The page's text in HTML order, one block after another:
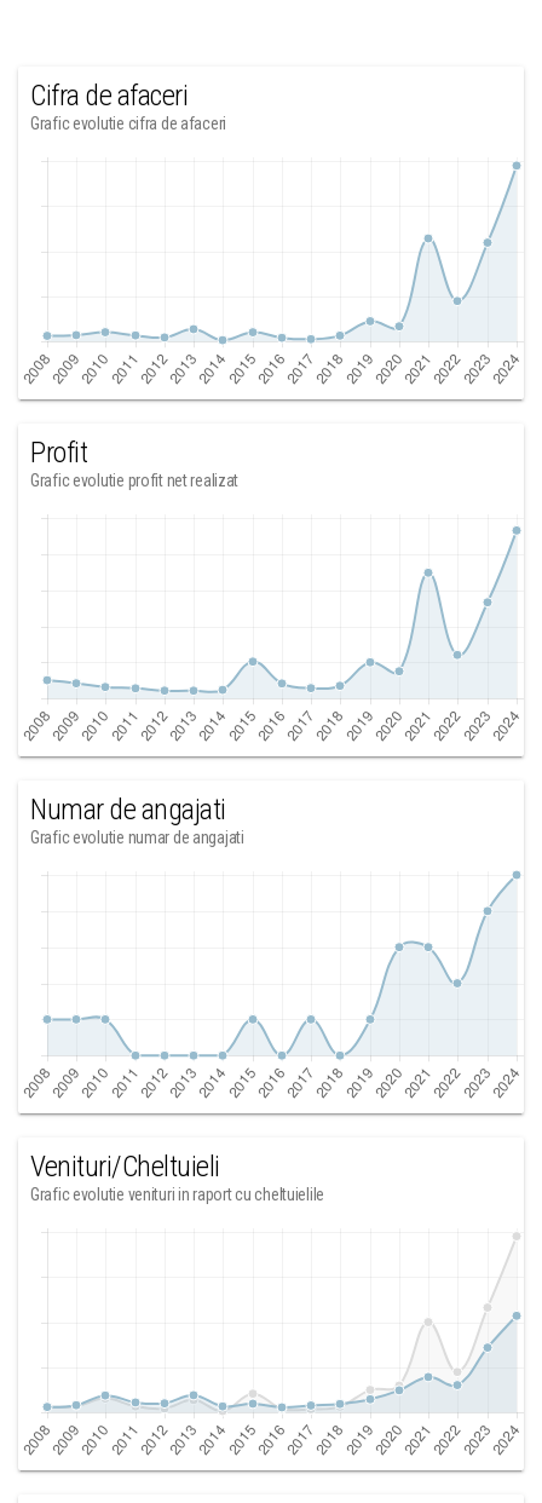
Cifra de afaceri
Grafic evolutie cifra de afaceri
Profit
Grafic evolutie profit net realizat
Numar de angajati
Grafic evolutie numar de angajati
Venituri/Cheltuieli
Grafic evolutie venituri in raport cu cheltuielile